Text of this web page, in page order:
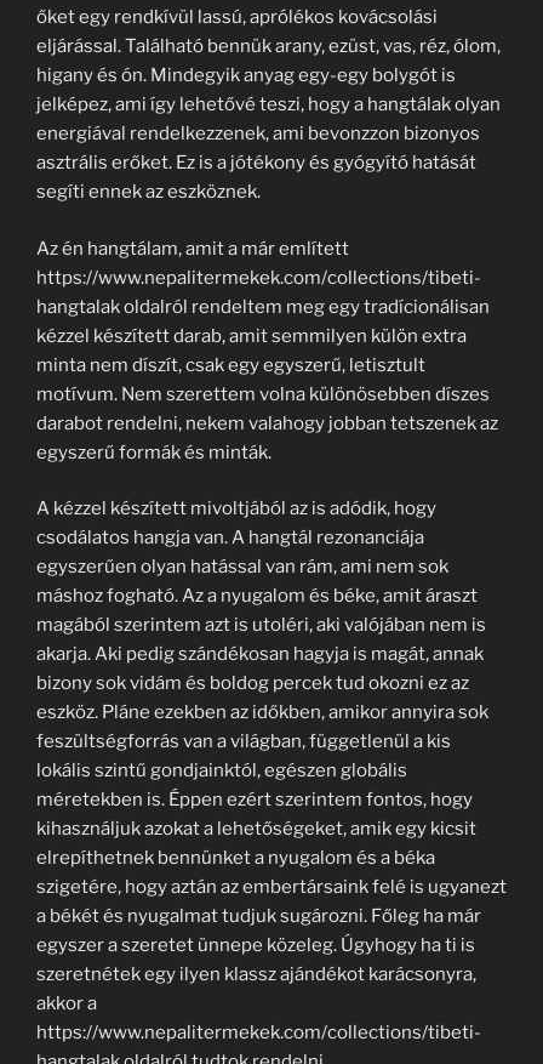
őket egy rendkívül lassú, aprólékos kovácsolási
eljárással. Található bennük arany, ezüst, vas, réz, ólom,
higany és ón. Mindegyik anyag egy-egy bolygót is
jelképez, ami így lehetővé teszi, hogy a hangtálak olyan
energiával rendelkezzenek, ami bevonzzon bizonyos
asztrális erőket. Ez is a jótékony és gyógyító hatását
segíti ennek az eszköznek.
Az én hangtálam, amit a már említett
https://www.nepalitermekek.com/collections/tibeti-
hangtalak oldalról rendeltem meg egy tradícionálisan
kézzel készített darab, amit semmilyen külön extra
minta nem díszít, csak egy egyszerű, letisztult
motívum. Nem szerettem volna különösebben díszes
darabot rendelni, nekem valahogy jobban tetszenek az
egyszerű formák és minták.
A kézzel készített mivoltjából az is adódik, hogy
csodálatos hangja van. A hangtál rezonanciája
egyszerűen olyan hatással van rám, ami nem sok
máshoz fogható. Az a nyugalom és béke, amit áraszt
magából szerintem azt is utoléri, aki valójában nem is
akarja. Aki pedig szándékosan hagyja is magát, annak
bizony sok vidám és boldog percek tud okozni ez az
eszköz. Pláne ezekben az időkben, amikor annyira sok
feszültségforrás van a világban, függetlenül a kis
lokális szintű gondjainktól, egészen globális
méretekben is. Éppen ezért szerintem fontos, hogy
kihasználjuk azokat a lehetőségeket, amik egy kicsit
elrepíthetnek bennünket a nyugalom és a béka
szigetére, hogy aztán az embertársaink felé is ugyanezt
a békét és nyugalmat tudjuk sugározni. Főleg ha már
egyszer a szeretet ünnepe közeleg. Úgyhogy ha ti is
szeretnétek egy ilyen klassz ajándékot karácsonyra,
akkor a
https://www.nepalitermekek.com/collections/tibeti-